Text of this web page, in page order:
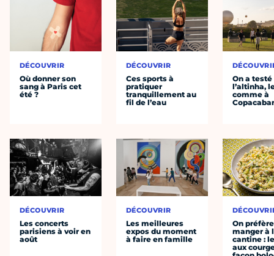
DÉCOUVRIR
Où donner son
sang à Paris cet
été ?
DÉCOUVRIR
Les concerts
parisiens à voir en
août
DÉCOUVRIR
Ces sports à
pratiquer
tranquillement au
fil de l’eau
DÉCOUVRIR
Les meilleures
expos du moment
à faire en famille
On a testé
l’altinha,
comme à
On préfère
manger à
cantine :
aux